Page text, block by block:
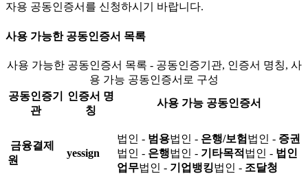
자용 공동인증서를 신청하시기 바랍니다.
사용 가능한 공동인증서 목록
사용 가능한 공동인증서 목록 - 공동인증기관, 인증서 명칭, 사
용 가능 공동인증서로 구성
공동인증기
관
인증서 명
칭
사용 가능 공동인증서
금융결제
원
yessign
법인 - 범용법인 - 은행/보험 법인 - 증권
법인 - 은행법인 - 기타목적 법인 - 법인
업무법인 - 기업뱅킹법인 - 조달청